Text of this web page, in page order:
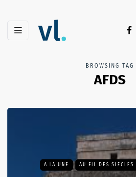
BROWSING TAG
AFDS
A LA UNE AU FIL DES SIÈCLES